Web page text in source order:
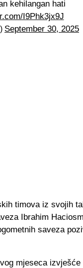
kehilangan hati
I9Phk3jx9J
September 30, 2025
timova iz svojih
Ibrahim
saveza
mjeseca